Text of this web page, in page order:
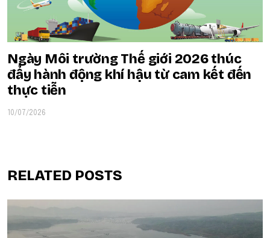
Ngày Môi trường Thế giới 2026 thúc
đẩy hành động khí hậu từ cam kết đến
thực tiễn
10/07/2026
RELATED POSTS